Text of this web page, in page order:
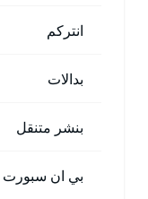
انتركم
بدالات
بنشر متنقل
بي ان سبورت